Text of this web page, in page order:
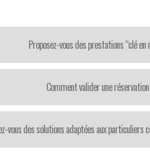
Proposez-vous des prestations “clé en
Comment valider une
vous des solutions adaptées aux particuliers